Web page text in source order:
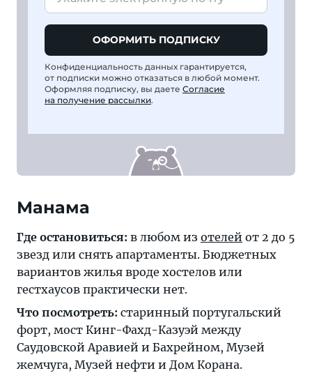
ОФОРМИТЬ ПОДПИСКУ
Конфиденциальность данных гарантируется,
от подписки можно отказаться в любой момент.
Оформляя подписку, вы даете Согласие
на получение рассылки.
Манама
Где остановиться: в любом из отелей от 2 до 5
звезд или снять апартаменты. Бюджетных
вариантов жилья вроде хостелов или
гестхаусов практически нет.
Что посмотреть: старинный португальский
форт, мост Кинг-Фахд-Казуэй между
Саудовской Аравией и Бахрейном, Музей
жемчуга, Музей нефти и Дом Корана.